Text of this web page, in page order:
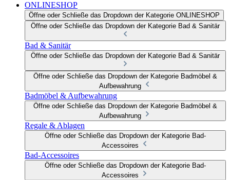
ONLINESHOP
Öffne oder Schließe das Dropdown der Kategorie ONLINESHOP
Öffne oder Schließe das Dropdown der Kategorie Bad & Sanitär
Bad & Sanitär
Öffne oder Schließe das Dropdown der Kategorie Bad & Sanitär
Öffne oder Schließe das Dropdown der Kategorie Badmöbel &
Aufbewahrung
Badmöbel & Aufbewahrung
Öffne oder Schließe das Dropdown der Kategorie Badmöbel &
Aufbewahrung
Regale & Ablagen
Öffne oder Schließe das Dropdown der Kategorie Bad-
Accessoires
Bad-Accessoires
Öffne oder Schließe das Dropdown der Kategorie Bad-
Accessoires